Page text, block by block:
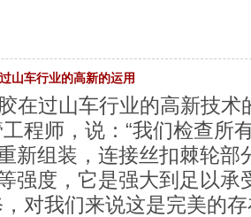
山车行业的高新的运用
在过山车行业的高新技术
程师，说：“我们检查所
新组装，连接丝扣棘轮部
强度，它是强大到足以承
对我们来说这是完美的存